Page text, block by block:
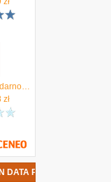
Pokolenie Solidarności: Antologia II (Non-fiction)
zł